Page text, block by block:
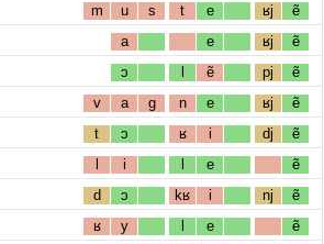
m u s t e ʁj ẽ
a e ʁj ẽ
ɔ l ẽ pj ẽ
v a g n e ʁj ẽ
t ɔ ʁ i dj ẽ
l i l e ẽ
d ɔ kʁ i nj ẽ
ʁ y l e ẽ